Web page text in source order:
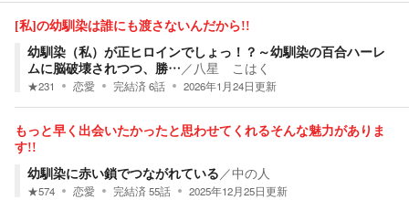
[私]の幼馴染は誰にも渡さないんだから!!
幼馴染（私）が正ヒロインでしょっ！？～幼馴染の百合ハーレ
ムに脳破壊されつつ、勝… ／ 八星 こはく
★231 恋愛 完結済6話 2026年1月24日更新
もっと早く出会いたかったと思わせてくれるそんな魅力がありま
す!!
幼馴染に赤い鎖でつながれている ／中の人
★574 恋愛 完結済55話 2025年12月25日更新